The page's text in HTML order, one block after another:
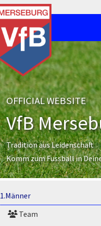
OFFICIAL WEBSITE
VfB
Tradition aus Leidenschaft
Komm zum Fussball in
1.Männer
Team